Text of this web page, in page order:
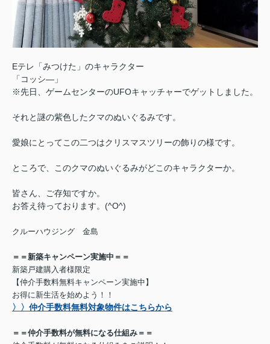
Eテレ「みつけた」のキャラクター
「コッシ―」
※先日、ゲームセンターのUFOキャッチャーでゲットしました。
それと謎の紫色したクマのぬいぐるみです。
愛娘にとってこの二つはクリスマスツリーの飾りの様です。
ところで、このクマのぬいぐるみがどこのキャラクターか。
皆さん、ご存知ですか。
お答え待っております。(^O^)
クルーハウジング 金島
＝＝新築キャンペーン実施中＝＝
新築戸建購入者様限定
【仲介手数料無料キャンペーン実施中】
お得に新生活を始めよう！！
〉〉仲介手数料無料対象物件はこちらから
＝＝仲介手数料が無料になる仕組み＝＝